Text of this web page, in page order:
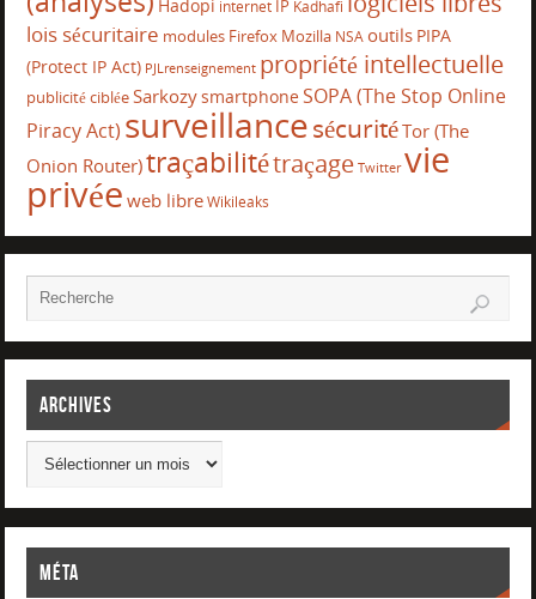
Hadopi internet IP Kadhafi
lois sécuritaire modules Firefox Mozilla NSA outils PIPA
(Protect IP Act) PJLrenseignement propriété intellectuelle
publicité cibléeSarkozysmartphoneSOPA (The Stop Online
Piracy Act) surveillancesécuritéTor (The
Onion Router)traçabilitétraçage Twitter vie
privée web libreWikileaks
Archives
Méta